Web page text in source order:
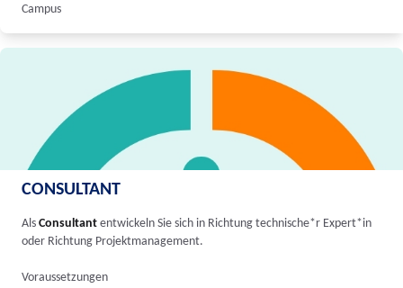
Campus
CONSULTANT
Als Consultant entwickeln Sie sich in Richtung technische*r Expert*in
oder Richtung Projektmanagement.
Voraussetzungen